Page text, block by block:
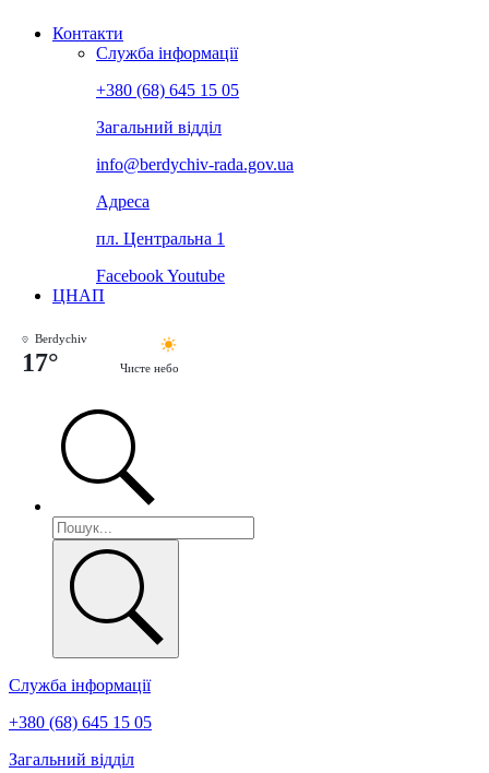
Контакти
Служба інформації
+380 (68) 645 15 05
Загальний відділ
info@berdychiv-rada.gov.ua
Адреса
пл. Центральна 1
FacebookYoutube
ЦНАП
Berdychiv
17° Чисте небо
Служба інформації
+380 (68) 645 15 05
Загальний відділ